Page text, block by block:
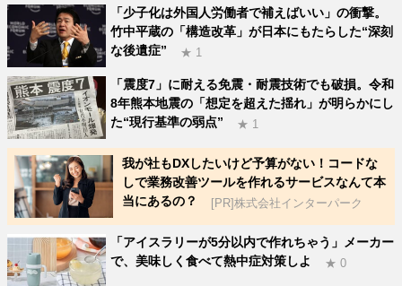
「少子化は外国人労働者で補えばいい」の衝撃。
竹中平蔵の「構造改革」が日本にもたらした“深刻
な後遺症”
★ 1
「震度7」に耐える免震・耐震技術でも破損。令和
8年熊本地震の「想定を超えた揺れ」が明らかにし
た“現行基準の弱点”
★ 1
我が社もDXしたいけど予算がない！コードな
しで業務改善ツールを作れるサービスなんて本
当にあるの？
[PR]株式会社インターパーク
「アイスラリーが5分以内で作れちゃう」メーカー
で、美味しく食べて熱中症対策しよ
★ 0